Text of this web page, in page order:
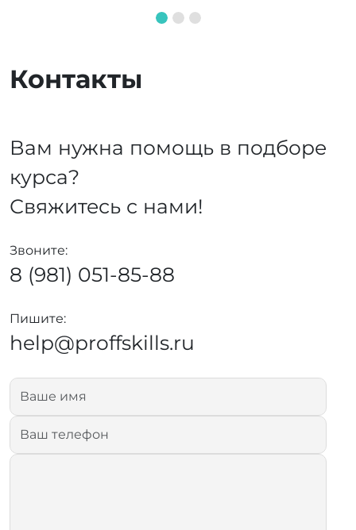
Контакты
Вам нужна помощь в подборе
курса?
Свяжитесь с нами!
Звоните:
8 (981) 051-85-88
Пишите:
help@proffskills.ru